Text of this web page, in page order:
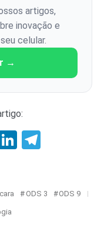
artigos,
inovação e
celular.
→
LinkedIn
ODS 3 ODS 9